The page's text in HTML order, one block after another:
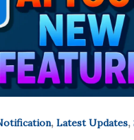
, Latest Updates,